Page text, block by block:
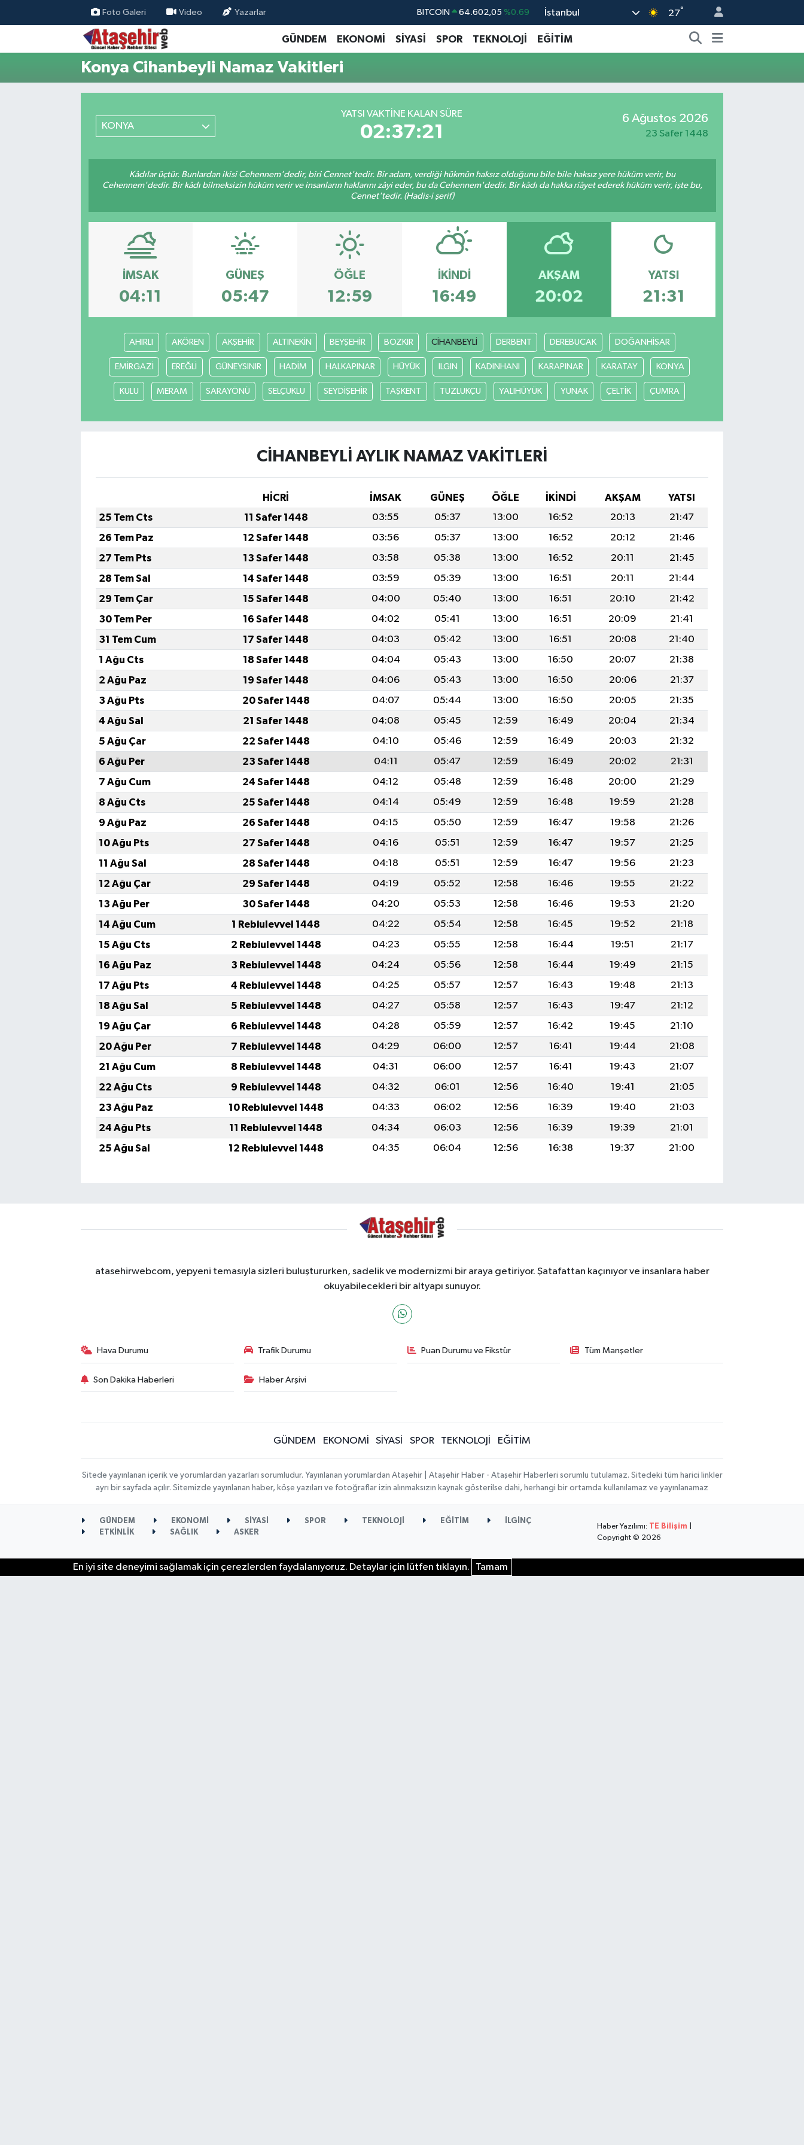
Foto Galeri Video Yazarlar BITCOIN 64.602,05 %0.69
DOLAR 47,6006 %0.06
EURO 55,0250 %0.02
İstanbul 27°
GÜNDEM EKONOMİ SİYASİ SPOR TEKNOLOJİ EĞİTİM
Konya Cihanbeyli Namaz Vakitleri
KONYA
YATSI VAKTINE KALAN SÜRE
02:37:20
6 Ağustos 2026
23 Safer 1448
Kâdılar üçtür. Bunlardan ikisi Cehennem'dedir, biri Cennet'tedir. Bir adam, verdiği hükmün haksız olduğunu bile bile haksız yere hüküm verir, bu
Cehennem'dedir. Bir kâdı bilmeksizin hüküm verir ve insanların haklarını zâyi eder, bu da Cehennem'dedir. Bir kâdı da hakka riâyet ederek hüküm verir, işte bu,
Cennet'tedir. (Hadis-i şerif)
İMSAK
04:11
GÜNEŞ
05:47
ÖĞLE
12:59
İKINDI
16:49
AKŞAM
20:02
YATSI
21:31
AHIRLI AKÖREN AKŞEHİR ALTINEKİN BEYŞEHİR BOZKIR CİHANBEYLİ DERBENT DEREBUCAK DOĞANHİSAR
EMİRGAZİ EREĞLİ GÜNEYSINIR HADİM HALKAPINAR HÜYÜK ILGIN KADINHANI KARAPINAR KARATAY KONYA
KULU MERAM SARAYÖNÜ SELÇUKLU SEYDİŞEHİR TAŞKENT TUZLUKÇU YALIHÜYÜK YUNAK ÇELTİK ÇUMRA
CİHANBEYLİ AYLIK NAMAZ VAKITLERI
HİCRİ İMSAK GÜNEŞ ÖĞLE İKINDI AKŞAM
YATSI
25 Tem Cts
11 Safer 1448 03:55 05:37 13:00 16:52 20:13
21:47
26 Tem Paz
12 Safer 1448 03:56 05:37 13:00 16:52 20:12
21:46
27 Tem Pts
13 Safer 1448 03:58 05:38 13:00 16:52 20:11
21:45
28 Tem Sal
14 Safer 1448 03:59 05:39 13:00 16:51 20:11
21:44
29 Tem Çar
15 Safer 1448 04:00 05:40 13:00 16:51 20:10
21:42
30 Tem Per
16 Safer 1448 04:02 05:41 13:00 16:51 20:09
21:41
31 Tem Cum
17 Safer 1448 04:03 05:42 13:00 16:51 20:08
21:40
1 Ağu Cts
18 Safer 1448 04:04 05:43 13:00 16:50 20:07
21:38
2 Ağu Paz
19 Safer 1448 04:06 05:43 13:00 16:50 20:06
21:37
3 Ağu Pts
20 Safer 1448 04:07 05:44 13:00 16:50 20:05
21:35
4 Ağu Sal
21 Safer 1448 04:08 05:45 12:59 16:49 20:04
21:34
5 Ağu Çar
22 Safer 1448 04:10 05:46 12:59 16:49 20:03
21:32
6 Ağu Per
23 Safer 1448 04:11 05:47 12:59 16:49 20:02
21:31
7 Ağu Cum
24 Safer 1448 04:12 05:48 12:59 16:48 20:00
21:29
8 Ağu Cts
25 Safer 1448 04:14 05:49 12:59 16:48 19:59
21:28
9 Ağu Paz
26 Safer 1448 04:15 05:50 12:59 16:47 19:58
21:26
10 Ağu Pts
27 Safer 1448 04:16 05:51 12:59 16:47 19:57
21:25
11 Ağu Sal
28 Safer 1448 04:18 05:51 12:59 16:47 19:56
21:23
12 Ağu Çar
29 Safer 1448 04:19 05:52 12:58 16:46 19:55
21:22
13 Ağu Per
30 Safer 1448 04:20 05:53 12:58 16:46 19:53
21:20
14 Ağu Cum
1 Rebiulevvel 1448 04:22 05:54 12:58 16:45 19:52
21:18
15 Ağu Cts
2 Rebiulevvel 1448 04:23 05:55 12:58 16:44 19:51
21:17
16 Ağu Paz
3 Rebiulevvel 1448 04:24 05:56 12:58 16:44 19:49
21:15
17 Ağu Pts
4 Rebiulevvel 1448 04:25 05:57 12:57 16:43 19:48
21:13
18 Ağu Sal
5 Rebiulevvel 1448 04:27 05:58 12:57 16:43 19:47
21:12
19 Ağu Çar
6 Rebiulevvel 1448 04:28 05:59 12:57 16:42 19:45
21:10
20 Ağu Per
7 Rebiulevvel 1448 04:29 06:00 12:57 16:41 19:44
21:08
21 Ağu Cum
8 Rebiulevvel 1448 04:31 06:00 12:57 16:41 19:43
21:07
22 Ağu Cts
9 Rebiulevvel 1448 04:32 06:01 12:56 16:40 19:41
21:05
23 Ağu Paz
10 Rebiulevvel 1448 04:33 06:02 12:56 16:39 19:40
21:03
24 Ağu Pts
11 Rebiulevvel 1448 04:34 06:03 12:56 16:39 19:39
21:01
25 Ağu Sal
12 Rebiulevvel 1448 04:35 06:04 12:56 16:38 19:37 21:00
atasehirwebcom, yepyeni temasıyla sizleri buluştururken, sadelik ve modernizmi bir araya getiriyor. Şatafattan kaçınıyor ve insanlara haber
okuyabilecekleri bir altyapı sunuyor.
Hava Durumu Trafik Durumu Puan Durumu ve Fikstür Tüm Manşetler
Son Dakika Haberleri Haber Arşivi
GÜNDEM EKONOMİ SİYASİ SPOR TEKNOLOJİ EĞİTİM
Sitede yayınlanan içerik ve yorumlardan yazarları sorumludur. Yayınlanan yorumlardan Ataşehir | Ataşehir Haber - Ataşehir Haberleri sorumlu tutulamaz. Sitedeki tüm harici linkler
ayrı bir sayfada açılır. Sitemizde yayınlanan haber, köşe yazıları ve fotoğraflar izin alınmaksızın kaynak gösterilse dahi, herhangi bir ortamda kullanılamaz ve yayınlanamaz
GÜNDEM EKONOMİ SİYASİ SPOR TEKNOLOJİ EĞİTİM
İLGİNÇ
ETKİNLİK
SAĞLIK ASKER
Haber Yazılımı: TE Bilişim
Copyright © 2026
En iyi site deneyimi sağlamak için çerezlerden faydalanıyoruz. Detaylar için lütfen tıklayın. Tamam
Hava Durumu
Trafik Durumu
Tüm Manşetler